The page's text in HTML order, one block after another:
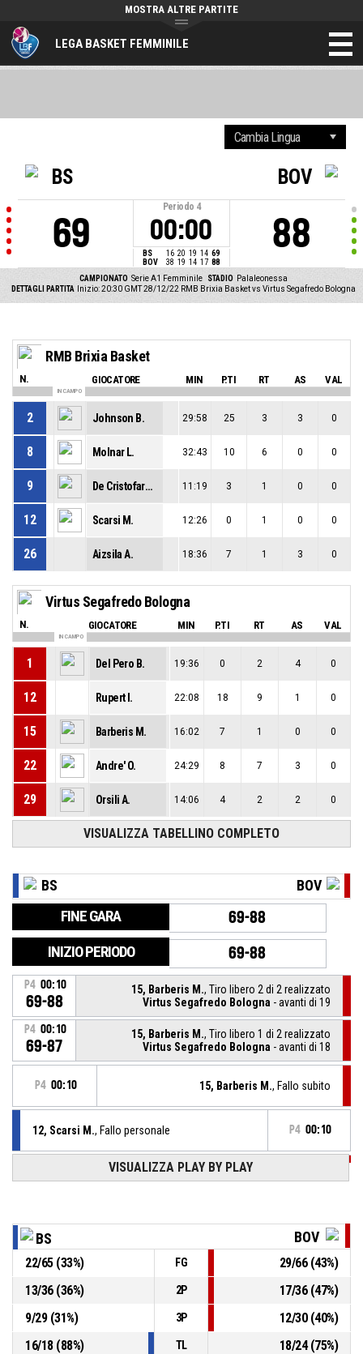
LEGA BASKET FEMMINILE
MOSTRA ALTRE PARTITE
BS
69
Periodo 4
00:00
BS 16 20 19 14 69
BOV
38 19 14 17 88
BOV
88
CAMPIONATO Serie A1 Femminile STADIO Palaleonessa
DETTAGLI PARTITA
Inizio: 20:30 GMT 28/12/22 RMB Brixia Basket vs Virtus Segafredo Bologna
RMB Brixia Basket
N. GIOCATORE MIN P.TI RT AS VAL
IN CAMPO
2 Johnson B. 29:58 25 3 3 0
8 Molnar L. 32:43 10 6 0 0
9 De Cristofaro G. 11:19 3 1 0 0
12 Scarsi M. 12:26 0 1 0 0
26 Aizsila A. 18:36 7 1 3 0
Virtus Segafredo Bologna
N. GIOCATORE MIN P.TI RT AS VAL
IN CAMPO
1 Del Pero B. 19:36 0 2 4 0
12 Rupert I. 22:08 18 9 1 0
15 Barberis M. 16:02 7 1 0 0
22 Andre' O. 24:29 8 7 3 0
29 Orsili A. 14:06 4 2 2 0
VISUALIZZA TABELLINO COMPLETO
BS BOV
FINE GARA 69-88
INIZIO PERIODO 69-88
P4 00:10
69-88
15, Barberis M., Tiro libero 2 di 2 realizzato
Virtus Segafredo Bologna - avanti di 19
P4 00:10
69-87
15, Barberis M., Tiro libero 1 di 2 realizzato
Virtus Segafredo Bologna - avanti di 18
P4 00:10 15, Barberis M., Fallo subito
12, Scarsi M., Fallo personale P4 00:10
12, Rupert I., Rimbalzo difensivo
BASKETBALL_ACTION_2PT_PULLUPJUMPSHOT sbagliato
00:34
26, Aizsila A. , Rimbalzo difensivo P4 00:50
00:52
, BASKETBALL_ACTION_3PT_JUMPSHOT
sbagliato
VISUALIZZA PLAY BY PLAY
BS BOV
22/65(33%) FG 29/66(43%)
13/36(36%) 2P 17/36(47%)
9/29(31%) 3P 12/30(40%)
16/18(88%) TL 18/24(75%)